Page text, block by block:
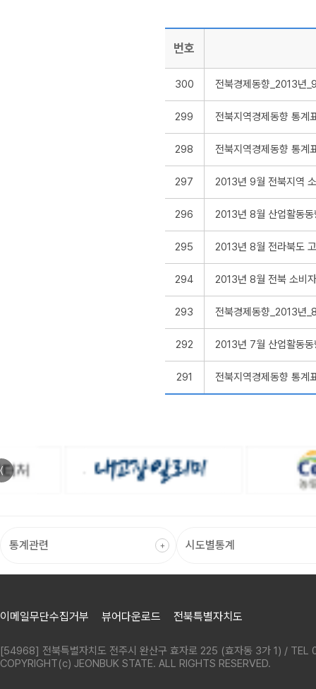
번호
300 전북경제동향_2013년
299 전북지역경제동향 통계
298 전북지역경제동향 통
297 2013년 9월 전북지역
296 2013년 8월 산업활동동
295 2013년 8월 전라북도
294 2013년 8월 전북 소비
293 전북경제동향_2013년
292 2013년 7월 산업활동동
291 전북지역경제동향 통
〈
이메일무단수집거부 뷰어다운로드 전북특별자치도
[54968] 전북특별자치도 전주시 완산구 효자로 225 (효자동 3가 1) /
COPYRIGHT(c) JEONBUK STATE. ALL RIGHTS RESERVED.